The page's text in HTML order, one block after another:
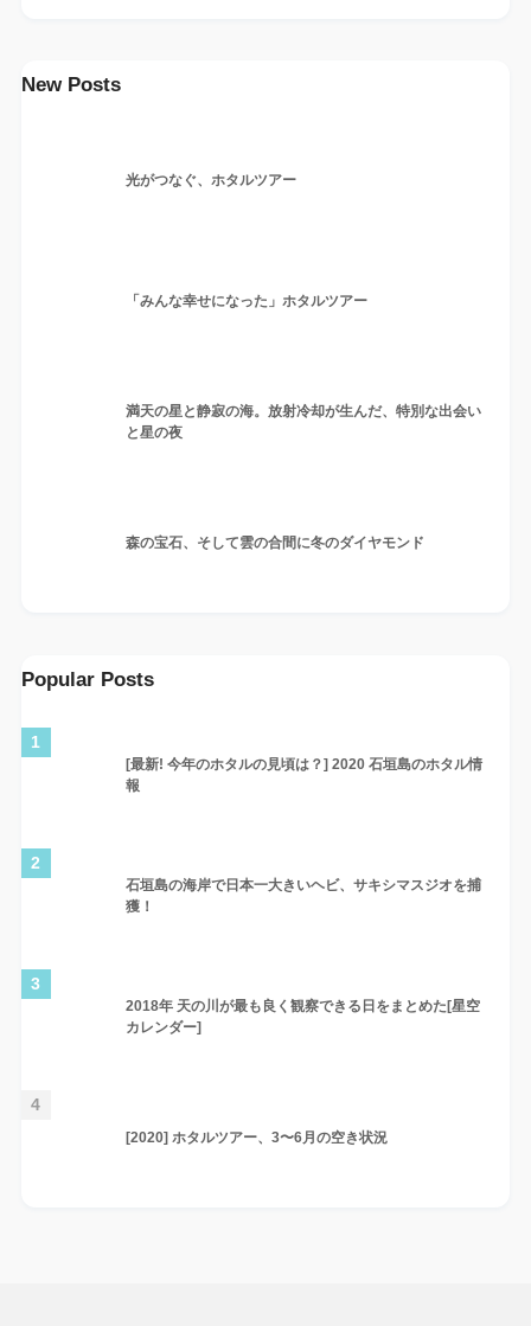
New Posts
光がつなぐ、ホタルツアー
「みんな幸せになった」ホタルツアー
満天の星と静寂の海。放射冷却が生んだ、特別な出会い
と星の夜
森の宝石、そして雲の合間に冬のダイヤモンド
Popular Posts
1
[最新! 今年のホタルの見頃は？] 2020 石垣島のホタル情
報
2
石垣島の海岸で日本一大きいヘビ、サキシマスジオを捕
獲！
3
2018年 天の川が最も良く観察できる日をまとめた[星空
カレンダー]
4
[2020] ホタルツアー、3〜6月の空き状況